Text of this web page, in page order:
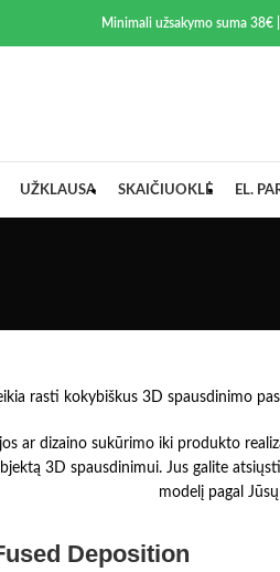
Minimali užsakymo suma 38€
UŽKLAUSA SKAIČIUOKLĖ EL.
rasti kokybiškus 3D spausdinimo
ar dizaino sukūrimo iki produkto
3D spausdinimui. Jus galite
modelį pagal
Deposition